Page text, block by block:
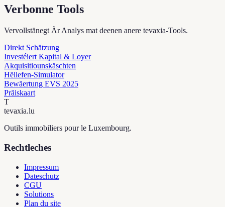
Verbonne Tools
Vervollstänegt Är Analys mat deenen anere tevaxia-Tools.
Direkt Schätzung
Investéiert Kapital & Loyer
Akquisitiounskäschten
Hëllefen-Simulator
Bewäertung EVS 2025
Präiskaart
T
tevaxia.lu
Outils immobiliers pour le Luxembourg.
Rechtleches
Impressum
Dateschutz
CGU
Solutions
Plan du site